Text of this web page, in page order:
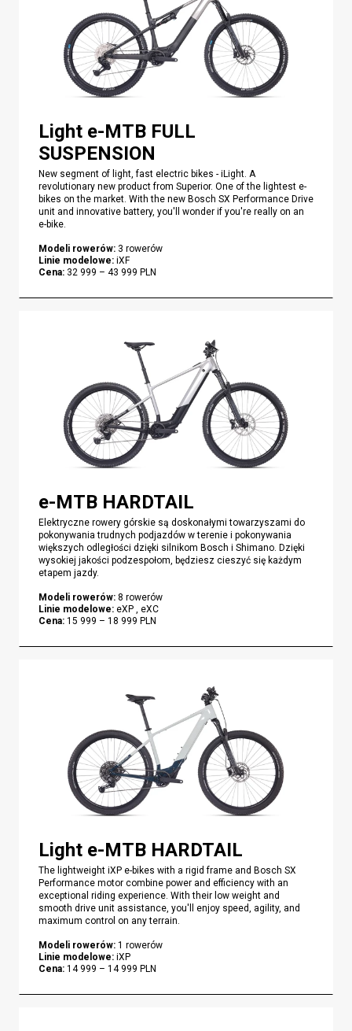
Light e-MTB FULL
SUSPENSION
New segment of light, fast electric bikes - iLight. A
revolutionary new product from Superior. One of the lightest e-
bikes on the market. With the new Bosch SX Performance Drive
unit and innovative battery, you'll wonder if you're really on an
e-bike.
Modeli rowerów: 3 rowerów
Linie modelowe: iXF
Cena: 32 999 – 43 999 PLN
e-MTB HARDTAIL
Elektryczne rowery górskie są doskonałymi towarzyszami do
pokonywania trudnych podjazdów w terenie i pokonywania
większych odległości dzięki silnikom Bosch i Shimano. Dzięki
wysokiej jakości podzespołom, będziesz cieszyć się każdym
etapem jazdy.
Modeli rowerów: 8 rowerów
Linie modelowe: eXP , eXC
Cena: 15 999 – 18 999 PLN
Light e-MTB HARDTAIL
The lightweight iXP e-bikes with a rigid frame and Bosch SX
Performance motor combine power and efficiency with an
exceptional riding experience. With their low weight and
smooth drive unit assistance, you'll enjoy speed, agility, and
maximum control on any terrain.
Modeli rowerów: 1 rowerów
Linie modelowe: iXP
Cena: 14 999 – 14 999 PLN